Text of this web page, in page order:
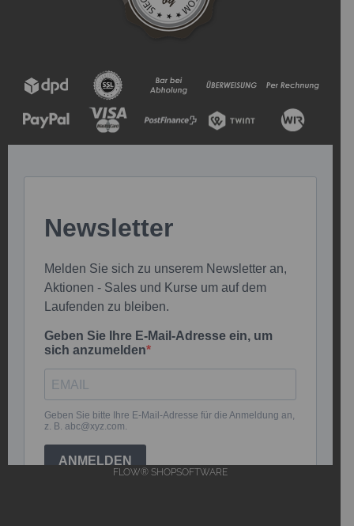
FLOW® SHOPSOFTWARE